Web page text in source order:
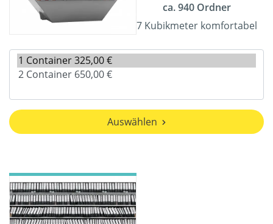
ca. 940 Ordner
7 Kubikmeter komfortabel
Auswählen